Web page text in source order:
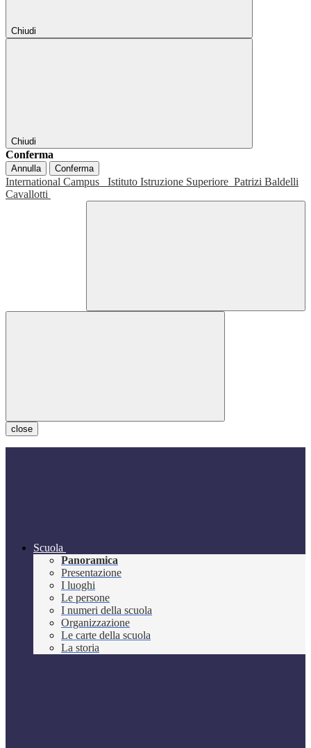
Chiudi
Chiudi
Conferma
Annulla Conferma
International Campus Istituto Istruzione Superiore Patrizi Baldelli
Cavallotti
close
Scuola
Panoramica
Presentazione
I luoghi
Le persone
I numeri della scuola
Organizzazione
Le carte della scuola
La storia